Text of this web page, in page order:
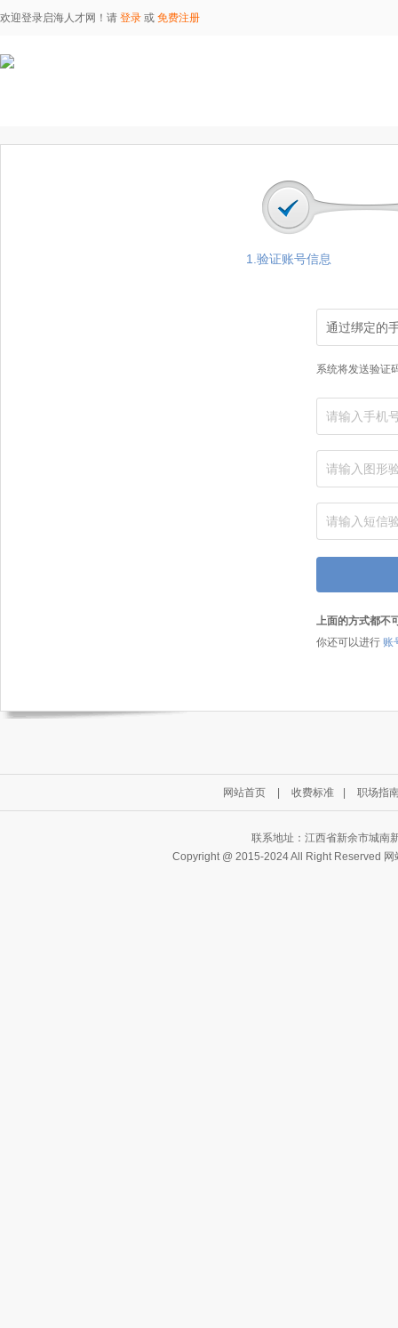
欢迎登录启海人才网！请 登录 或 免费注册
1.验证账号信息
通过绑定的
系统将发送验证
上面的方式都不
你还可以进行 账
网站首页 收费标准 职场指
联系地址：江西省新余市城南
Copyright @ 2015-2024 All Right Reserved 网